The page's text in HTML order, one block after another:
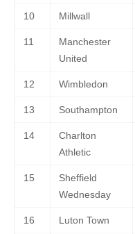
10 Millwall
11
Manchester
United
12 Wimbledon
13 Southampton
14
Charlton
Athletic
15
Sheffield
Wednesday
16 Luton Town